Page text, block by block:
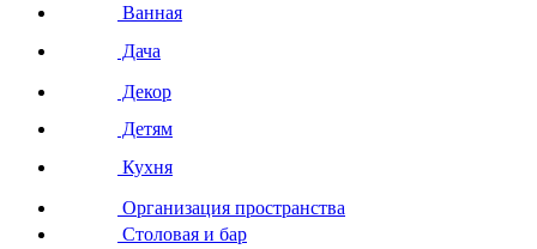
Ванная
Дача
Декор
Детям
Кухня
Организация пространства
Столовая и бар